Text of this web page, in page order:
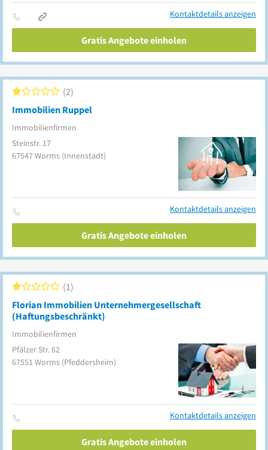
Kontaktdetails anzeigen
Gratis Angebote einholen
Immobilien Ruppel
Immobilienfirmen
2
Steinstr. 17
67547Worms (Innenstadt)
Kontaktdetails anzeigen
Gratis Angebote einholen
Florian Immobilien Unternehmergesellschaft
(Haftungsbeschränkt)
Immobilienfirmen
1
Pfälzer Str. 62
67551 Worms (Pfeddersheim)
Kontaktdetails anzeigen
Gratis Angebote einholen